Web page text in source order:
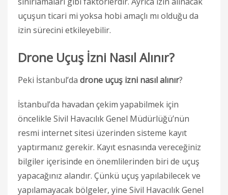
uçuşun ticari mi yoksa hobi amaçlı mı olduğu da
izin sürecini etkileyebilir.
Drone Uçuş İzni Nasıl Alınır?
Peki İstanbul’da drone uçuş izni nasıl alınır?
İstanbul’da havadan çekim yapabilmek için
öncelikle Sivil Havacılık Genel Müdürlüğü’nün
resmi internet sitesi üzerinden sisteme kayıt
yaptırmanız gerekir. Kayıt esnasında vereceğiniz
bilgiler içerisinde en önemlilerinden biri de uçuş
yapacağınız alandır. Çünkü uçuş yapılabilecek ve
yapılamayacak bölgeler, yine Sivil Havacılık Genel